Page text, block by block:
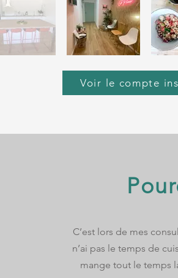
Voir le compte
C’est lors de mes
n’ai pas le temps de
mange tout le temps